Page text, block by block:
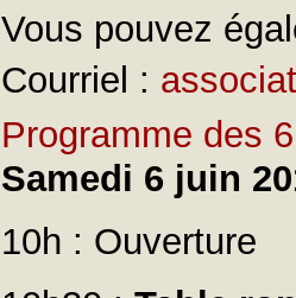
Vous pouvez
Courriel :
Programme des
Samedi 6 juin
10h : Ouverture